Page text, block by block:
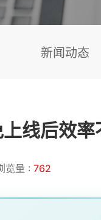
新闻动态
线后效率
览量 : 762